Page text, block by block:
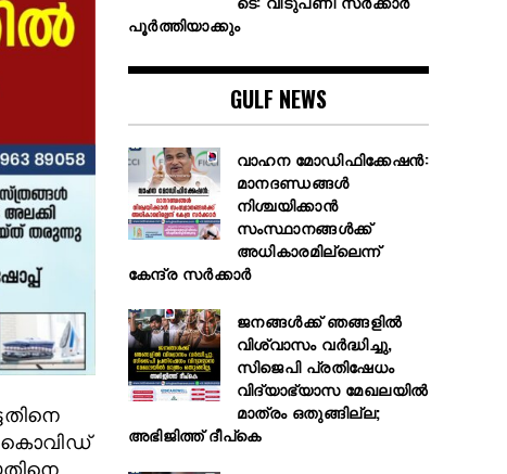
കൊവിഡ്
പൂര്‍ത്തിയാക്കും
GULF NEWS
വാഹന മോഡിഫിക്കേഷൻ:
മാനദണ്ഡങ്ങൾ
നിശ്ചയിക്കാൻ
സംസ്ഥാനങ്ങൾക്ക്
അധികാരമില്ലെന്ന്
കേന്ദ്ര സർക്കാർ
ജനങ്ങൾക്ക് ഞങ്ങളിൽ
വിശ്വാസം വർദ്ധിച്ചു,
സിജെപി പ്രതിഷേധം
വിദ്യാഭ്യാസ മേഖലയിൽ
മാത്രം ഒതുങ്ങില്ല;
അഭിജിത്ത് ദീപ്കെ